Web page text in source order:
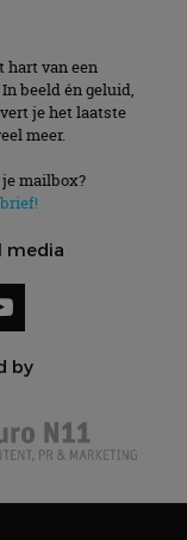
hart van een
beeld én geluid,
je het laatste
meer.
mailbox?
media
by